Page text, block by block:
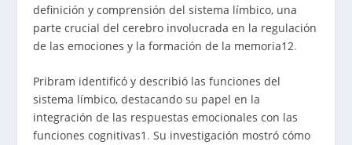
definición y comprensión del sistema límbico, una
parte crucial del cerebro involucrada en la regulación
de las emociones y la formación de la memoria12.
Pribram identificó y describió las funciones del
sistema límbico, destacando su papel en la
integración de las respuestas emocionales con las
funciones cognitivas1 .Su investigación mostró cómo